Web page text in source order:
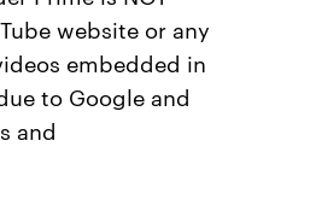
website or any
embedded in
to Google and
and